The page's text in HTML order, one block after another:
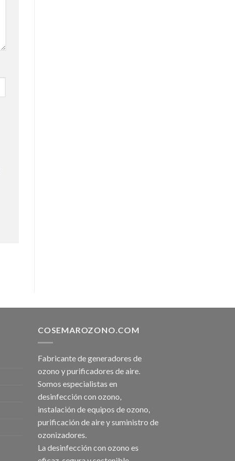
COSEMAROZONO.COM
Fabricante de generadores de
ozono y purificadores de aire.
Somos especialistas en
desinfección con ozono,
instalación de equipos de ozono,
purificación de aire y suministro de
ozonizadores.
La desinfección con ozono es